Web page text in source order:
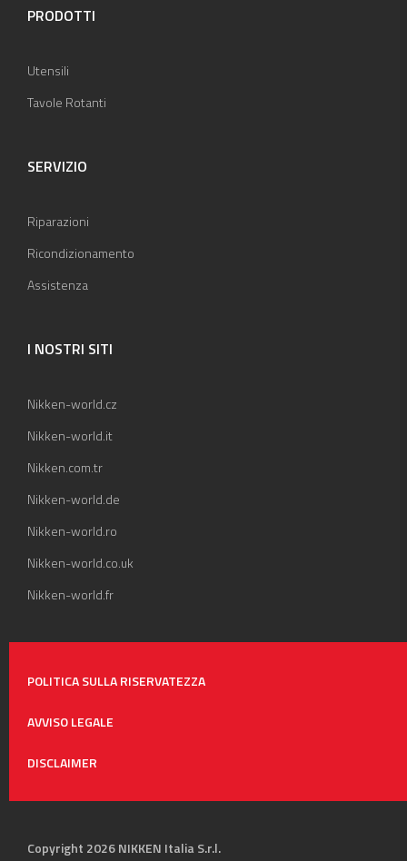
PRODOTTI
Utensili
Tavole Rotanti
SERVIZIO
Riparazioni
Ricondizionamento
Assistenza
I NOSTRI SITI
Nikken-world.cz
Nikken-world.it
Nikken.com.tr
Nikken-world.de
Nikken-world.ro
Nikken-world.co.uk
Nikken-world.fr
POLITICA SULLA RISERVATEZZA
AVVISO LEGALE
DISCLAIMER
Copyright 2026 NIKKEN Italia S.r.l.